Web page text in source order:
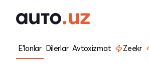
E'lonlar Dilerlar Avtoxizmat Zeekr